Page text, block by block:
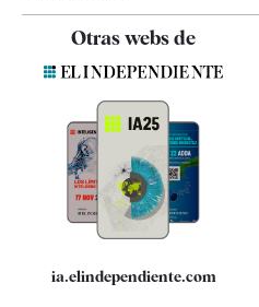
Contacto
Quiénes somos
Especificaciones
Otras webs de
ia.elindependiente.com